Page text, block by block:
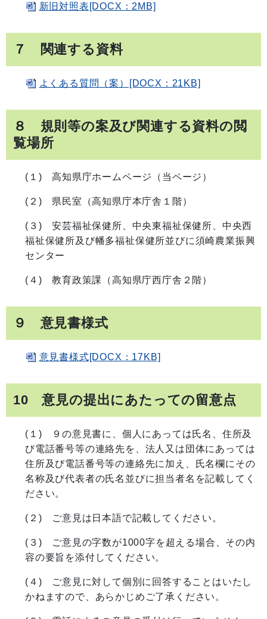
新旧対照表[DOCX：2MB]
７ 関連する資料
よくある質問（案）[DOCX：21KB]
８ 規則等の案及び関連する資料の閲
覧場所
(１) 高知県庁ホームページ（当ページ）
(２) 県民室（高知県庁本庁舎１階）
(３) 安芸福祉保健所、中央東福祉保健所、中央西
福祉保健所及び幡多福祉保健所並びに須崎農業振興
センター
(４) 教育政策課（高知県庁西庁舎２階）
９ 意見書様式
意見書様式[DOCX：17KB]
10 意見の提出にあたっての留意点
(１) ９の意見書に、個人にあっては氏名、住所及
び電話番号等の連絡先を、法人又は団体にあっては
住所及び電話番号等の連絡先に加え、氏名欄にその
名称及び代表者の氏名並びに担当者名を記載してく
ださい。
(２) ご意見は日本語で記載してください。
(３) ご意見の字数が1000字を超える場合、その内
容の要旨を添付してください。
(４) ご意見に対して個別に回答することはいたし
かねますので、あらかじめご了承ください。